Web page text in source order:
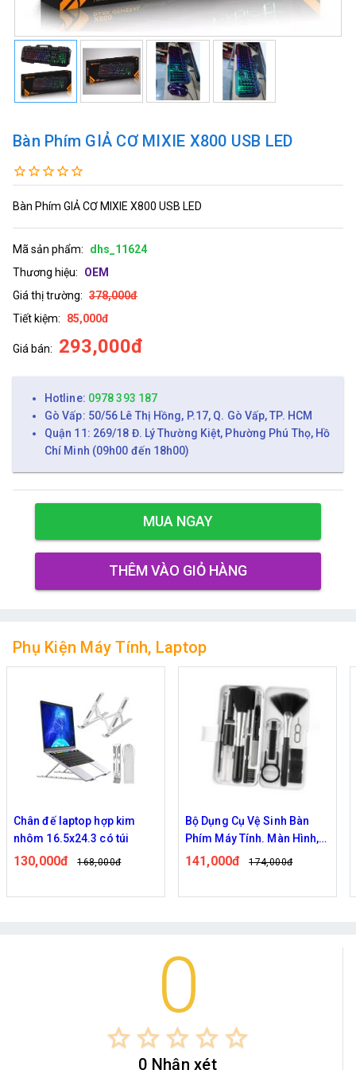
Bàn Phím GIẢ CƠ MIXIE X800 USB LED
Bàn Phím GIẢ CƠ MIXIE X800 USB LED
Mã sản phẩm:
dhs_11624
Thương hiệu:
OEM
Giá thị trường: 378,000đ
Tiết kiệm:
85,000đ
Giá bán: 293,000đ
Hotline: 0978 393 187
Gò Vấp: 50/56 Lê Thị Hồng, P.17, Q. Gò Vấp, TP. HCM
Quận 11: 269/18 Đ. Lý Thường Kiệt, Phường Phú Thọ, Hồ
Chí Minh (09h00 đến 18h00)
MUA NGAY
THÊM VÀO GIỎ HÀNG
Phụ Kiện Máy Tính, Laptop
Chân đế laptop hợp kim
nhôm 16.5x24.3 có túi
130,000đ 168,000đ
Bộ Dụng Cụ Vệ Sinh Bàn
Phím Máy Tính. Màn Hình,
Điện Thoại 18 Trong 1 Tiện
141,000đ 174,000đ
0
star_border star_border star_border star_border star_border
0 Nhận xét